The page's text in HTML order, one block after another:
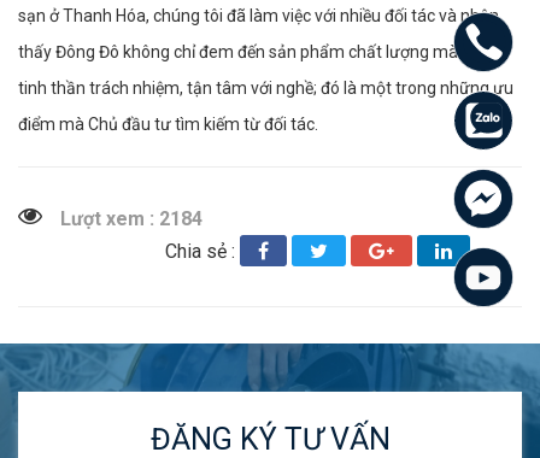
sạn ở Thanh Hóa, chúng tôi đã làm việc với nhiều đối tác và nhận
thấy Đông Đô không chỉ đem đến sản phẩm chất lượng mà còn có
tinh thần trách nhiệm, tận tâm với nghề; đó là một trong những ưu
điểm mà Chủ đầu tư tìm kiếm từ đối tác.
Lượt xem : 2184
Chia sẻ :
ĐĂNG KÝ TƯ VẤN